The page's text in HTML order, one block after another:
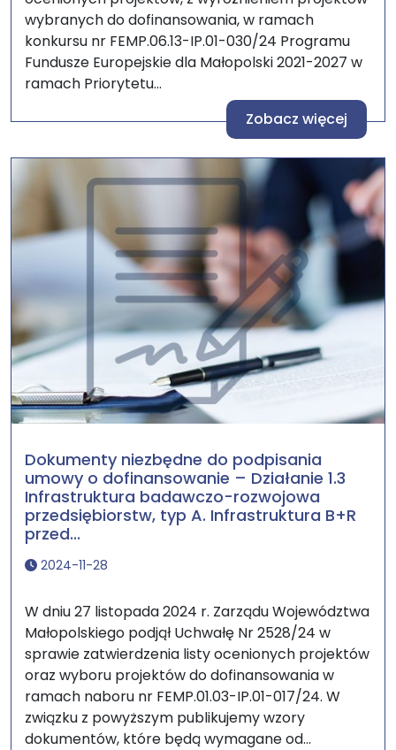
wybranych do dofinansowania, w ramach
konkursu nr FEMP.06.13-IP.01-030/24 Programu
Fundusze Europejskie dla Małopolski 2021-2027 w
ramach Priorytetu...
Zobacz więcej
Dokumenty niezbędne do podpisania
umowy o dofinansowanie – Działanie 1.3
Infrastruktura badawczo-rozwojowa
przedsiębiorstw, typ A. Infrastruktura B+R
przed...
2024-11-28
W dniu 27 listopada 2024 r. Zarządu Województwa
Małopolskiego podjął Uchwałę Nr 2528/24 w
sprawie zatwierdzenia listy ocenionych projektów
oraz wyboru projektów do dofinansowania w
ramach naboru nr FEMP.01.03-IP.01-017/24. W
związku z powyższym publikujemy wzory
dokumentów, które będą wymagane od...